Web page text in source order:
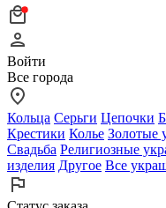
Войти
Все города
Кольца Серьги Цепочки
Крестики Колье Золотые
Свадьба Религиозные
изделия Другое Все